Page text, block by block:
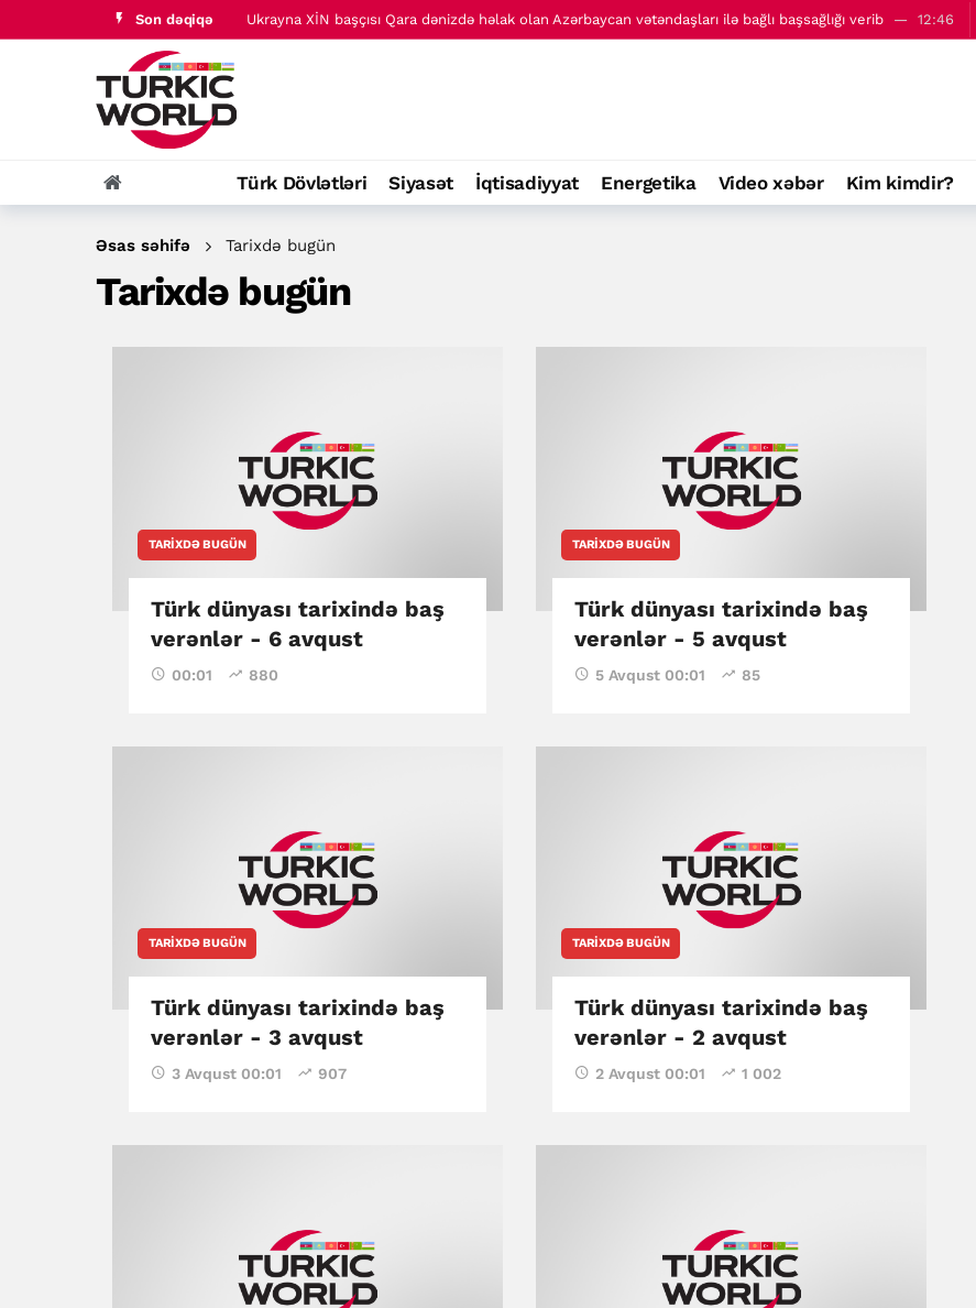
Son dəqiqə AZCON-a yeni səlahiyyət verilib 13:30
Türk Dövlətləri Siyasət İqtisadiyyat Energetika Video xəbər Kim kimdir?
Əsas səhifə Tarixdə bugün
Tarixdə bugün
TARIXDƏ BUGÜN
Türk dünyası tarixində baş
verənlər - 6 avqust
00:01 880
TARIXDƏ BUGÜN
Türk dünyası tarixində baş
verənlər - 5 avqust
5 Avqust 00:01 85
TARIXDƏ BUGÜN
Türk dünyası tarixində baş
verənlər - 3 avqust
3 Avqust 00:01 907
TARIXDƏ BUGÜN
Türk dünyası tarixində baş
verənlər - 2 avqust
2 Avqust 00:01 1 002